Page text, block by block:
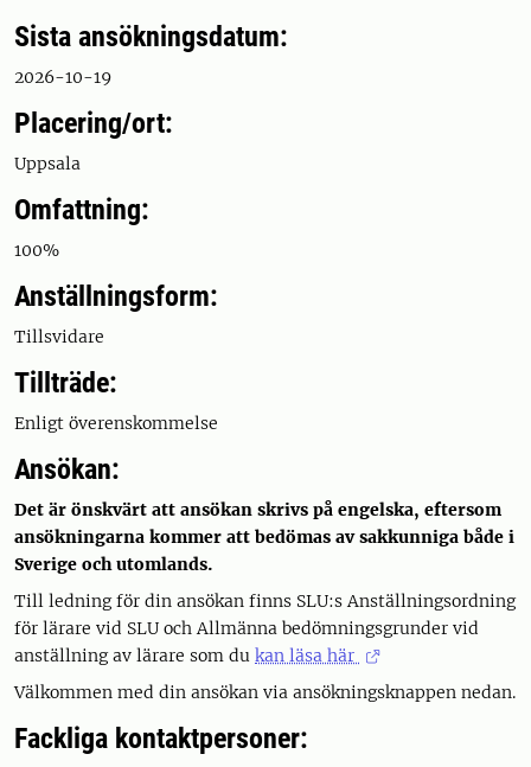
Sista ansökningsdatum:
2026-10-19
Placering/ort:
Uppsala
Omfattning:
100%
Anställningsform:
Tillsvidare
Tillträde:
Enligt överenskommelse
Ansökan:
Det är önskvärt att ansökan skrivs på engelska, eftersom
ansökningarna kommer att bedömas av sakkunniga både i
Sverige och utomlands.
Till ledning för din ansökan finns SLU:s Anställningsordning
för lärare vid SLU och Allmänna bedömningsgrunder vid
anställning av lärare som du kan läsa här
Välkommen med din ansökan via ansökningsknappen nedan.
Fackliga kontaktpersoner: